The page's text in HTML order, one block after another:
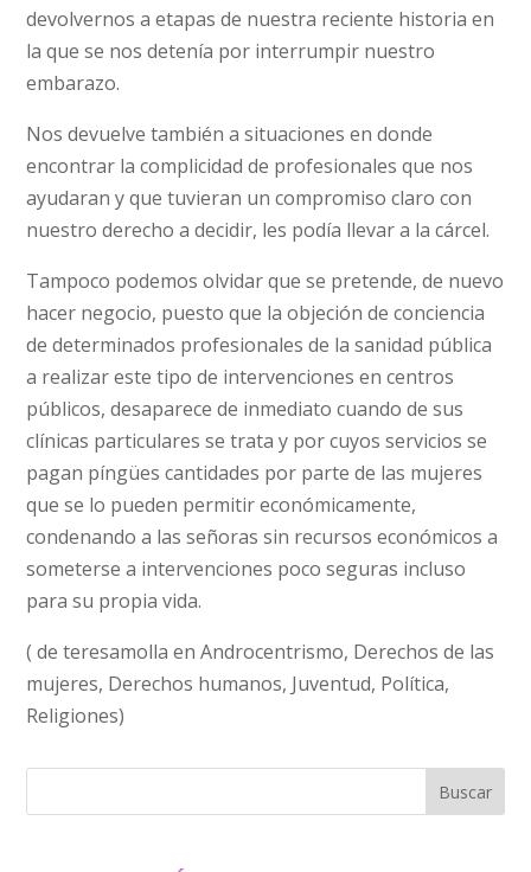
devolvernos a etapas de nuestra reciente historia en
la que se nos detenía por interrumpir nuestro
embarazo.
Nos devuelve también a situaciones en donde
encontrar la complicidad de profesionales que nos
ayudaran y que tuvieran un compromiso claro con
nuestro derecho a decidir, les podía llevar a la cárcel.
Tampoco podemos olvidar que se pretende, de nuevo
hacer negocio, puesto que la objeción de conciencia
de determinados profesionales de la sanidad pública
a realizar este tipo de intervenciones en centros
públicos, desaparece de inmediato cuando de sus
clínicas particulares se trata y por cuyos servicios se
pagan píngües cantidades por parte de las mujeres
que se lo pueden permitir económicamente,
condenando a las señoras sin recursos económicos a
someterse a intervenciones poco seguras incluso
para su propia vida.
( de teresamolla en Androcentrismo, Derechos de las
mujeres, Derechos humanos, Juventud, Política,
Religiones)